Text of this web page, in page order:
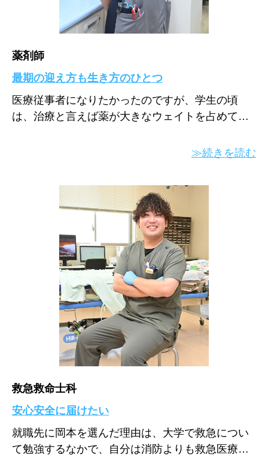
薬剤師
最期の迎え方も生き方のひとつ
医療従事者になりたかったのですが、学生の頃
は、治療と言えば薬が大きなウェイトを占めて…
≫続きを読む
救急救命士科
安心安全に届けたい
就職先に岡本を選んだ理由は、大学で救急につい
て勉強するなかで、自分は消防よりも救急医療…